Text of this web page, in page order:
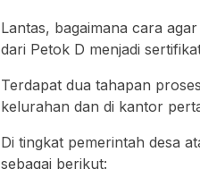
Lantas, bagaimana cara
dari Petok D menjadi
Terdapat dua tahapan
kelurahan dan di kantor
Di tingkat pemerintah desa
sebagai berikut: